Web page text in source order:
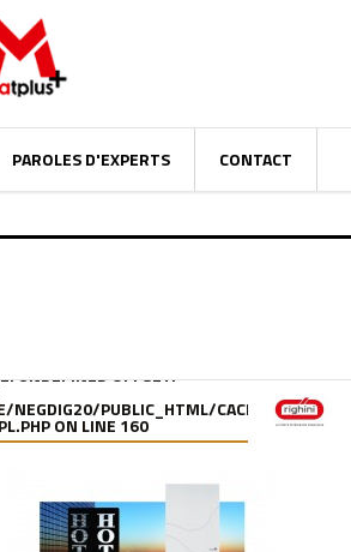
PAROLES D'EXPERTS CONTACT
: UNDEFINED OFFSET:
NEGDIG20/PUBLIC_HTML/CACHE/
ON LINE 160